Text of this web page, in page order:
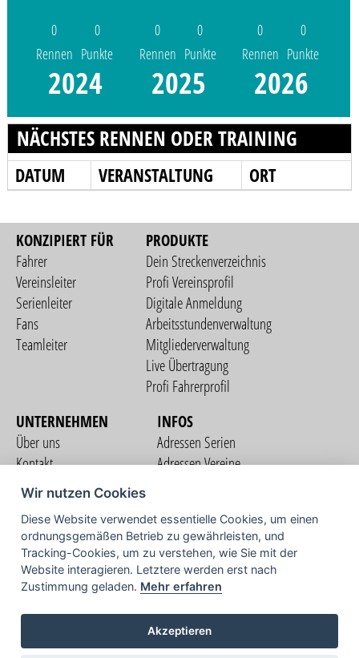
0
Rennen
0
Punkte
2024
0
Rennen
0
Punkte
2025
0
Rennen
0
Punkte
2026
NÄCHSTES RENNEN ODER TRAINING
DATUM VERANSTALTUNG ORT
KONZIPIERT FÜR
Fahrer
Vereinsleiter
Serienleiter
Fans
Teamleiter
PRODUKTE
Dein Streckenverzeichnis
Profi Vereinsprofil
Digitale Anmeldung
Arbeitsstundenverwaltung
Mitgliederverwaltung
Live Übertragung
Profi Fahrerprofil
UNTERNEHMEN
Über uns
Kontakt
Nutzungsbedingungen
Datenschutzerklärung
Impressum
INFOS
Adressen Serien
Adressen Vereine
COMMUNITY
TV
Wir nutzen Cookies
Diese Website verwendet essentielle Cookies, um einen
ordnungsgemäßen Betrieb zu gewährleisten, und
Tracking-Cookies, um zu verstehen, wie Sie mit der
Website interagieren. Letztere werden erst nach
Zustimmung geladen. Mehr erfahren
Akzeptieren